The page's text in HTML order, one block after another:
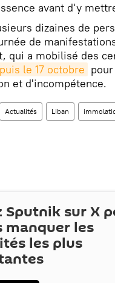
avant d'y
dizaines de
de
qui a mobilisé des
le 17 octobre
et d'incompétence.
Actualités Liban
Sputnik surX
manquer les
les plus